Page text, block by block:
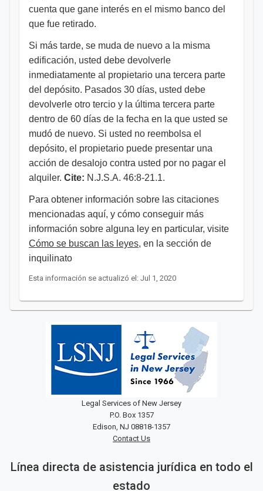
cuenta que gane interés en el mismo banco del
que fue retirado.
Si más tarde, se muda de nuevo a la misma
edificación, usted debe devolverle
inmediatamente al propietario una tercera parte
del depósito. Pasados 30 días, usted debe
devolverle otro tercio y la última tercera parte
dentro de 60 días de la fecha en la que usted se
mudó de nuevo. Si usted no reembolsa el
depósito, el propietario puede presentar una
acción de desalojo contra usted por no pagar el
alquiler. Cite: N.J.S.A. 46:8-21.1.
Para obtener información sobre las citaciones
mencionadas aquí, y cómo conseguir más
información sobre alguna ley en particular, visite
Cómo se buscan las leyes, en la sección de
inquilinato ​
Esta información se actualizó el: Jul 1, 2020
Legal Services of New Jersey
P.O. Box 1357
Edison, NJ 08818-1357
Contact Us
Línea directa de asistencia jurídica en todo el
estado